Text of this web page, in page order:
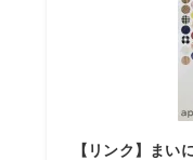
【リンク】ま